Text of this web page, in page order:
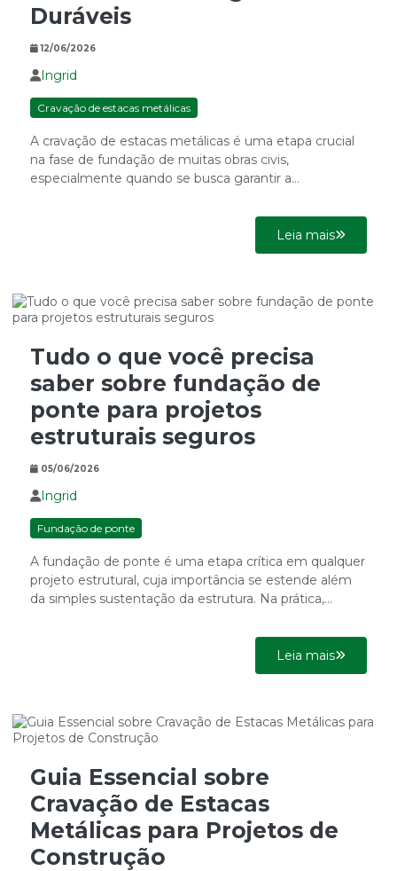
Duráveis
12/06/2026
Ingrid
Cravação de estacas metálicas
A cravação de estacas metálicas é uma etapa crucial
na fase de fundação de muitas obras civis,
especialmente quando se busca garantir a
Leia mais
Tudo o que você precisa
saber sobre fundação de
ponte para projetos
estruturais seguros
05/06/2026
Ingrid
Fundação de ponte
A fundação de ponte é uma etapa crítica em qualquer
projeto estrutural, cuja importância se estende além
da simples sustentação da estrutura. Na prática,
Leia mais
Guia Essencial sobre
Cravação de Estacas
Metálicas para Projetos de
Construção